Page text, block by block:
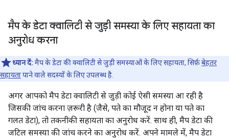
मैप के डेटा क्वालिटी से जुड़ी समस्या के लिए सहायता का
अनुरोध करना
ध्यान दें: मैप के डेटा की क्वालिटी से जुड़ी समस्याओं के लिए सहायता, सिर्फ़बेहतर
सहायतापाने वाले सदस्यों के लिए उपलब्ध है.
अगर आपको मैप डेटा क्वालिटी से जुड़ी कोई ऐसी समस्या आ रही है
जिसकी जांच करना ज़रूरी है (जैसे, पते का मौजूद न होना या पते का
गलत डेटा), तो तकनीकी सहायता का अनुरोध करें. साथ ही, मैप डेटा की
जटिल समस्या की जांच करने का अनुरोध करें. अपने मामले में, मैप डेटा